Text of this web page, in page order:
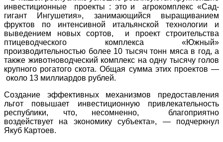
инвестиционные проекты : это и агрокомплекс «Сад-
гигант Ингушетия», занимающийся выращиванием
фруктов по интенсивной итальянской технологии и
выведением новых сортов, и проект строительства
птицеводческого комплекса «Южный»
производительностью более 10 тысяч тонн мяса в год, а
также животноводческий комплекс на одну тысячу голов
крупного рогатого скота. Общая сумма этих проектов —
около 13 миллиардов рублей.
Создание эффективных механизмов предоставления
льгот повышает инвестиционную привлекательность
республики, что, несомненно, благоприятно
воздействует на экономику субъекта», — подчеркнул
Якуб Картоев.